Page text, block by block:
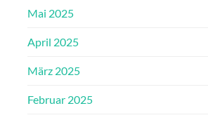
Mai 2025
April 2025
März 2025
Februar 2025